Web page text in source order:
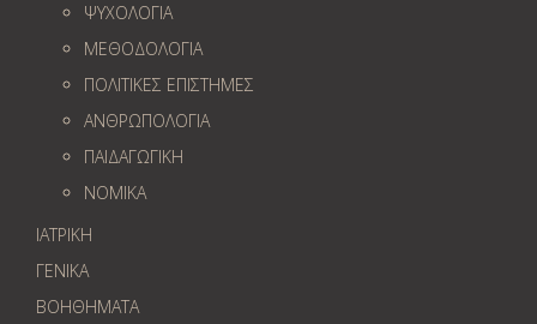
ΨΥΧΟΛΟΓΙΑ
ΜΕΘΟΔΟΛΟΓΙΑ
ΠΟΛΙΤΙΚΕΣ ΕΠΙΣΤΗΜΕΣ
ΑΝΘΡΩΠΟΛΟΓΙΑ
ΠΑΙΔΑΓΩΓΙΚΗ
ΝΟΜΙΚΑ
ΙΑΤΡΙΚΗ
ΓΕΝΙΚΑ
ΒΟΗΘΗΜΑΤΑ